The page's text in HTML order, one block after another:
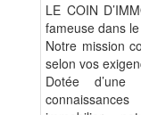
LE COIN
fameuse dans
Notre mission
selon vos
Dotée d’une